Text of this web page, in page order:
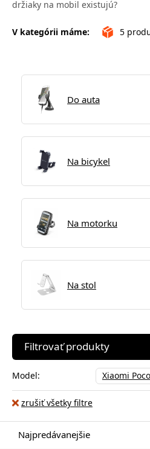
držiaky na mobil existujú?
V kategórii máme: 5
Do auta
Na bicykel
Na motorku
Na stol
Filtrovať produkty
Model: Xiaomi
zrušiť všetky filtre
Najpredávanejšie